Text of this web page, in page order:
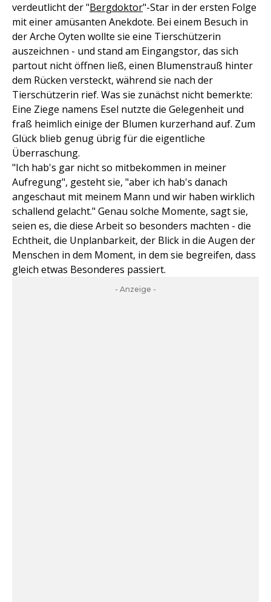
verdeutlicht der "Bergdoktor"-Star in der ersten Folge
mit einer amüsanten Anekdote. Bei einem Besuch in
der Arche Oyten wollte sie eine Tierschützerin
auszeichnen - und stand am Eingangstor, das sich
partout nicht öffnen ließ, einen Blumenstrauß hinter
dem Rücken versteckt, während sie nach der
Tierschützerin rief. Was sie zunächst nicht bemerkte:
Eine Ziege namens Esel nutzte die Gelegenheit und
fraß heimlich einige der Blumen kurzerhand auf. Zum
Glück blieb genug übrig für die eigentliche
Überraschung.
"Ich hab's gar nicht so mitbekommen in meiner
Aufregung", gesteht sie, "aber ich hab's danach
angeschaut mit meinem Mann und wir haben wirklich
schallend gelacht." Genau solche Momente, sagt sie,
seien es, die diese Arbeit so besonders machten - die
Echtheit, die Unplanbarkeit, der Blick in die Augen der
Menschen in dem Moment, in dem sie begreifen, dass
gleich etwas Besonderes passiert.
- Anzeige -